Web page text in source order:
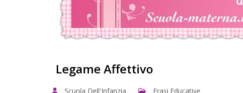
Legame Affettivo
Scuola Dell'Infanzia Frasi Educative